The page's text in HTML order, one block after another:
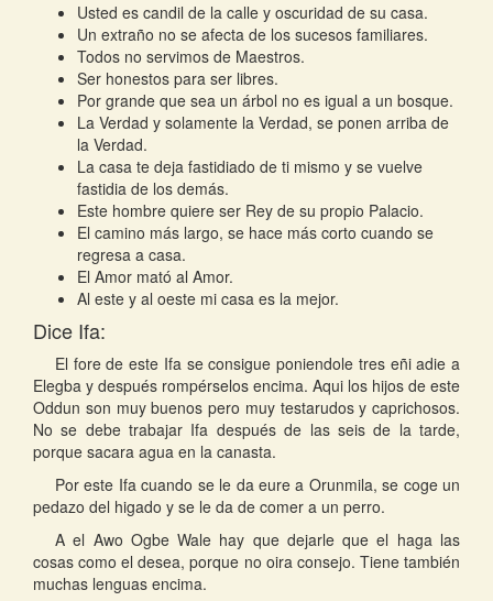
Usted es candil de la calle y oscuridad de su casa.
Un extraño no se afecta de los sucesos familiares.
Todos no servimos de Maestros.
Ser honestos para ser libres.
Por grande que sea un árbol no es igual a un bosque.
La Verdad y solamente la Verdad, se ponen arriba de
la Verdad.
La casa te deja fastidiado de ti mismo y se vuelve
fastidia de los demás.
Este hombre quiere ser Rey de su propio Palacio.
El camino más largo, se hace más corto cuando se
regresa a casa.
El Amor mató al Amor.
Al este y al oeste mi casa es la mejor.
Dice Ifa:
El fore de este Ifa se consigue poniendole tres eñi adie a
Elegba y después rompérselos encima. Aqui los hijos de este
Oddun son muy buenos pero muy testarudos y caprichosos.
No se debe trabajar Ifa después de las seis de la tarde,
porque sacara agua en la canasta.
Por este Ifa cuando se le da eure a Orunmila, se coge un
pedazo del higado y se le da de comer a un perro.
A el Awo Ogbe Wale hay que dejarle que el haga las
cosas como el desea, porque no oira consejo. Tiene también
muchas lenguas encima.